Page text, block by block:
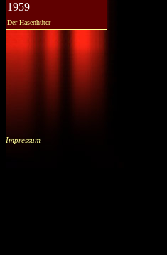
1959
Der Hasenhüter
Impressum